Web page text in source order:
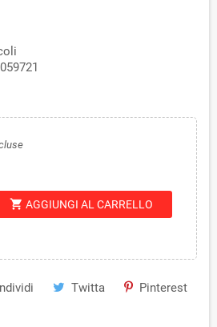
shopping_cart AGGIUNGI AL CARRELLO
Twitta Pinterest